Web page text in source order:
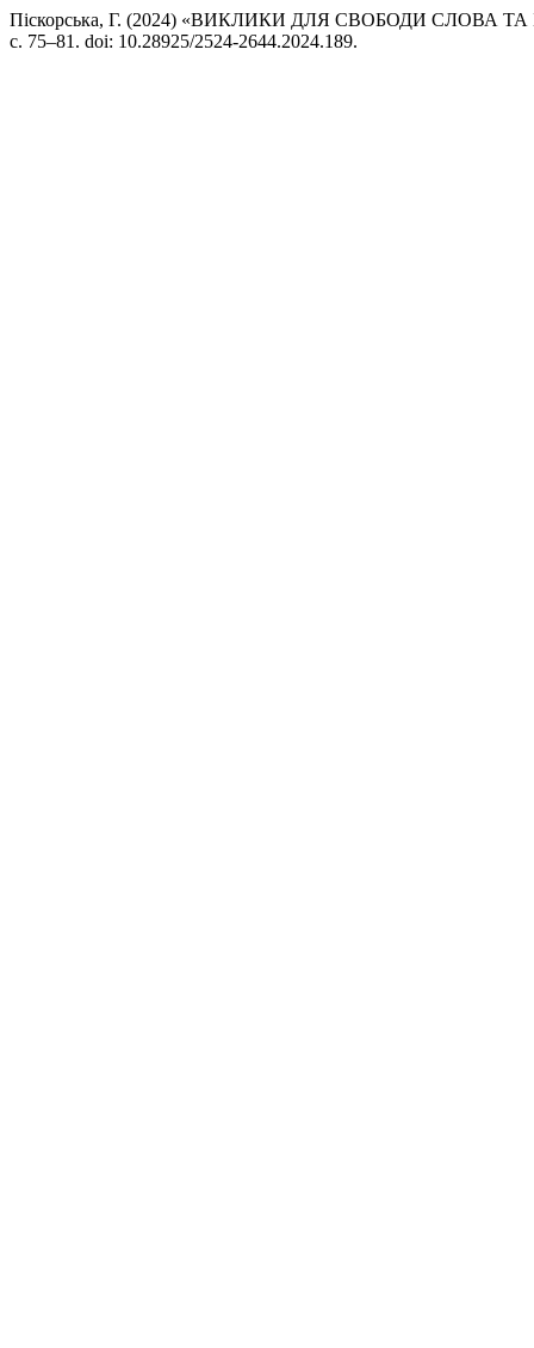
Піскорська, Г. (2024) «ВИКЛИКИ ДЛЯ СВОБОДИ СЛОВА
с. 75–81. doi: 10.28925/2524-2644.2024.189.